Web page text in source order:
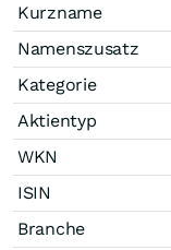
Kurzname
Namenszusatz
Kategorie
Aktientyp
WKN
ISIN
Branche